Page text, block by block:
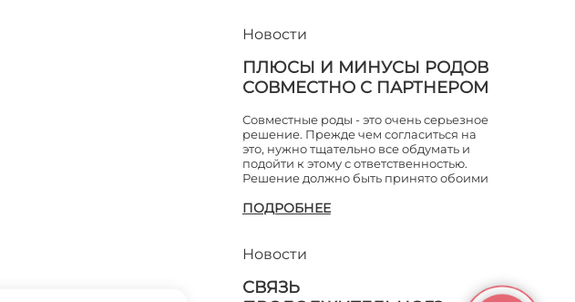
БАРТОЛИНИТ
БЕРЕМЕНЕТЬ ПОСЛЕ
ВЫСКАБЛИВАНИЯ
БЕРЕМЕННАЯ ЖЕНЩИНА И
СПОРТ
БЕРЕМЕННОСТЬ - ЭТО НЕ
БЕРЕМЕННОСТЬ ВПЕРВЫЕ:
КАКОВ ИДЕАЛЬНЫЙ ВОЗРАСТ
Новости
ПЛЮСЫ И МИНУСЫ РОДОВ
СОВМЕСТНО С ПАРТНЕРОМ
Совместные роды - это очень серьезное
решение. Прежде чем согласиться на
это, нужно тщательно все обдумать и
подойти к этому с ответственностью.
Решение должно быть принято обоими
ПОДРОБНЕЕ
Новости
СВЯЗЬ